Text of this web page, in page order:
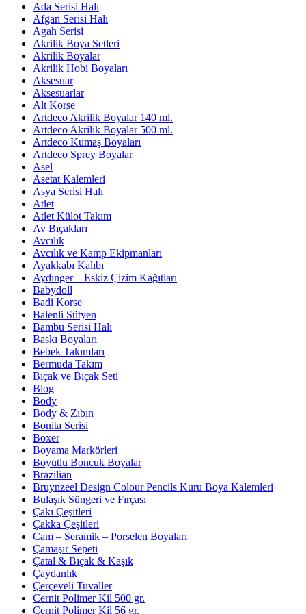
Ada Serisi Halı
Afgan Serisi Halı
Agah Serisi
Akrilik Boya Setleri
Akrilik Boyalar
Akrilik Hobi Boyaları
Aksesuar
Aksesuarlar
Alt Korse
Artdeco Akrilik Boyalar 140 ml.
Artdeco Akrilik Boyalar 500 ml.
Artdeco Kumaş Boyaları
Artdeco Sprey Boyalar
Asel
Asetat Kalemleri
Asya Serisi Halı
Atlet
Atlet Külot Takım
Av Bıçakları
Avcılık
Avcılık ve Kamp Ekipmanları
Ayakkabı Kalıbı
Aydınger – Eskiz Çizim Kağıtları
Babydoll
Badi Korse
Balenli Sütyen
Bambu Serisi Halı
Baskı Boyaları
Bebek Takımları
Bermuda Takım
Bıçak ve Bıçak Seti
Blog
Body
Body & Zıbın
Bonita Serisi
Boxer
Boyama Markörleri
Boyutlu Boncuk Boyalar
Brazilian
Bruynzeel Design Colour Pencils Kuru Boya Kalemleri
Bulaşık Süngeri ve Fırçası
Çakı Çeşitleri
Çakka Çeşitleri
Cam – Seramik – Porselen Boyaları
Çamaşır Sepeti
Çatal & Bıçak & Kaşık
Çaydanlık
Çerçeveli Tuvaller
Cernit Polimer Kil 500 gr.
Cernit Polimer Kil 56 gr.